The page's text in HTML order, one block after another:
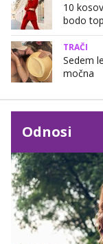
10
bodo
TRAČI
Sedem
močna
Odnosi